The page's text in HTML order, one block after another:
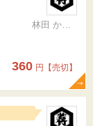
林田 かおり
360 円【売切】